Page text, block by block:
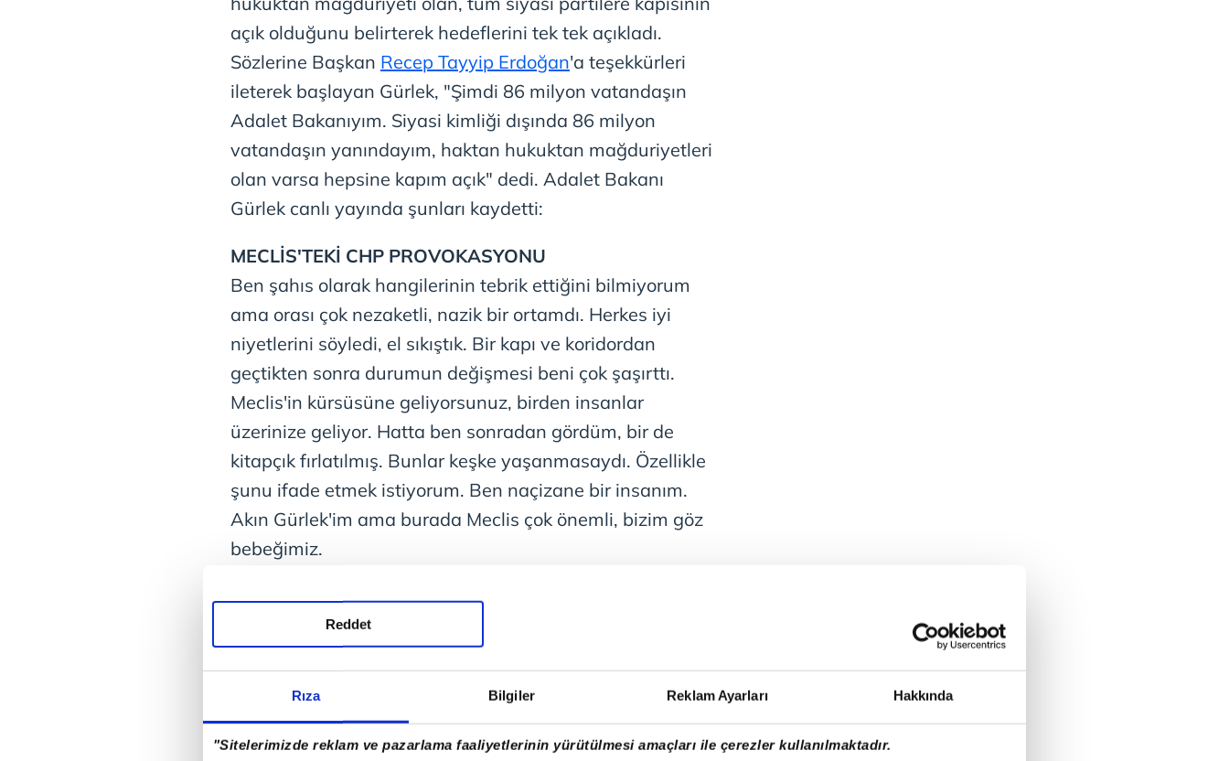
Rıza Bilgiler Reklam Ayarları Hakkında
"Sitelerimizde reklam ve pazarlama faaliyetlerinin yürütülmesi amaçları ile çerezler kullanılmaktadır.
Reddet
açık olduğunu belirterek hedeflerini tek tek açıkladı.
Sözlerine Başkan Recep Tayyip Erdoğan'a teşekkürleri
ileterek başlayan Gürlek, "Şimdi 86 milyon vatandaşın
Adalet Bakanıyım. Siyasi kimliği dışında 86 milyon
vatandaşın yanındayım, haktan hukuktan mağduriyetleri
olan varsa hepsine kapım açık" dedi. Adalet Bakanı
Gürlek canlı yayında şunları kaydetti:
MECLİS'TEKİ CHP PROVOKASYONU
Ben şahıs olarak hangilerinin tebrik ettiğini bilmiyorum
ama orası çok nezaketli, nazik bir ortamdı. Herkes iyi
niyetlerini söyledi, el sıkıştık. Bir kapı ve koridordan
geçtikten sonra durumun değişmesi beni çok şaşırttı.
Meclis'in kürsüsüne geliyorsunuz, birden insanlar
üzerinize geliyor. Hatta ben sonradan gördüm, bir de
kitapçık fırlatılmış. Bunlar keşke yaşanmasaydı. Özellikle
şunu ifade etmek istiyorum. Ben naçizane bir insanım.
Akın Gürlek'im ama burada Meclis çok önemli, bizim göz
bebeğimiz.